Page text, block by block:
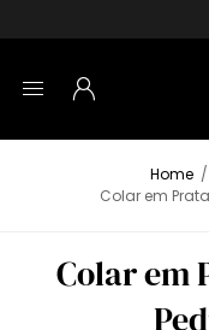
Home /
Colar em
Colar em